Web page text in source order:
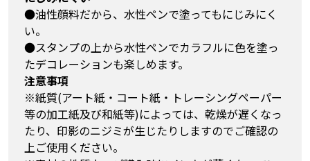
●油性顔料だから、水性ペンで塗ってもにじみにく
い。
●スタンプの上から水性ペンでカラフルに色を塗っ
たデコレーションも楽しめます。
注意事項
※紙質(アート紙・コート紙・トレーシングペーパー
等の加工紙及び和紙等)によっては、乾燥が遅くなっ
たり、印影のニジミが生じたりしますのでご確認の
上ご使用ください。